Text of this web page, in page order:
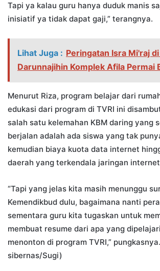
Tapi ya kalau guru hanya duduk manis
inisiatif ya tidak dapat gaji,” terangnya.
Lihat Juga : Peringatan Isra Mi'raj
Darunnajihin Komplek Afila Permai
Menurut Riza, program belajar dari
edukasi dari program di TVRI ini
salah satu kelemahan KBM daring yang
berjalan adalah ada siswa yang tak
kemudian biaya kuota data internet
daerah yang terkendala jaringan
“Tapi yang jelas kita masih menunggu
Kemendikbud dulu, bagaimana nanti
sementara guru kita tugaskan untuk
membuat resume dari apa yang
menonton di program TVRI,”
sibernas/Sugi)